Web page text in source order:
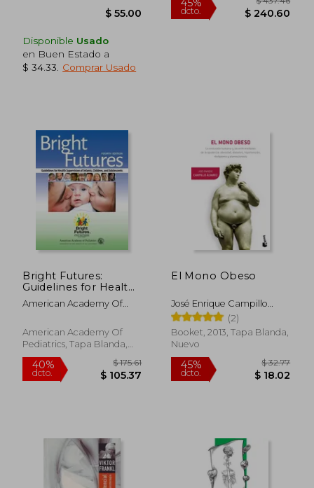
Disponible Usado
en Buen Estado a
$ 34.33
Comprar Usado
Bright Futures:
Guidelines for Health
Supervision of
Infants, Children, and
Inglés)
American Academy Of
F. ; Shaw, Judith S.
American Academy Of
Pediatrics, Tapa Blanda,
Nuevo
El Mono Obeso
José Enrique Campillo
Álvarez
(2)
Booket, 2013, Tapa Blanda,
Nuevo